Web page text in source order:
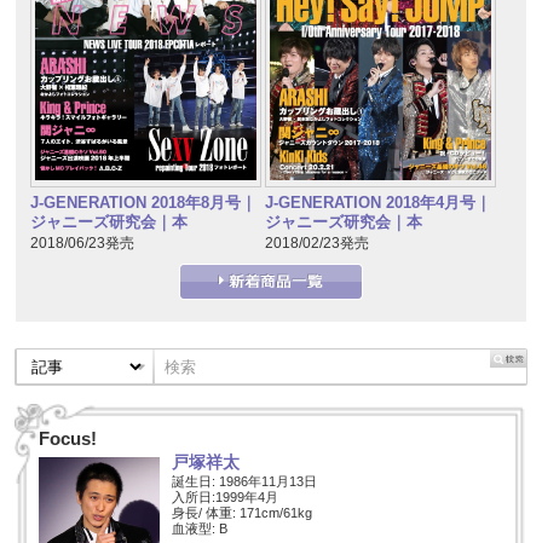
J-GENERATION 2018年8月号｜
ジャニーズ研究会｜本
2018/06/23発売
J-GENERATION 2018年4月号｜
ジャニーズ研究会｜本
2018/02/23発売
Focus!
戸塚祥太
誕生日: 1986年11月13日
入所日:1999年4月
身長/ 体重: 171cm/61kg
血液型: B